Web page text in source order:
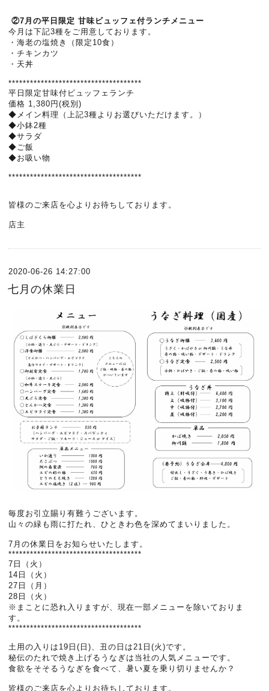
②7月の平日限定 甘味ビュッフェ付ランチメニュー
今月は下記3種をご用意しております。
・海老の塩焼き（限定10食）
・チキンカツ
・天丼
*************************************
平日限定甘味付ビュッフェランチ
価格 1,380円(税別)
◆メイン料理（上記3種よりお選びいただけます。）
◆小鉢2種
◆サラダ
◆ご飯
◆お吸い物
*************************************
皆様のご来店を心よりお待ちしております。
店主
2020-06-26 14:27:00
七月の休業日
毎度お引立賜り有難うございます。
山々の緑も雨に打たれ、ひときわ色を深めてまいりました。
7月の休業日をお知らせいたします。
*************************************
7日（火）
14日（火）
27日（月）
28日（火）
※まことに恐れ入りますが、現在一部メニューを除いておりま
す。
*************************************
土用の入りは19日(日)、丑の日は21日(火)です。
秘伝のたれで焼き上げるうなぎは当社の人気メニューです。
食欲をそそるうなぎを食べて、暑い夏を乗り切りませんか？
皆様のご来店を心よりお待ちしております。